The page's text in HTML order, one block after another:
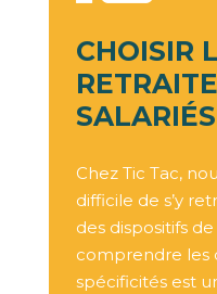
CHOISIR
SALARIÉS
Chez Tic Tac,
difficile de s’y
des dispositifs
comprendre les
spécificités est